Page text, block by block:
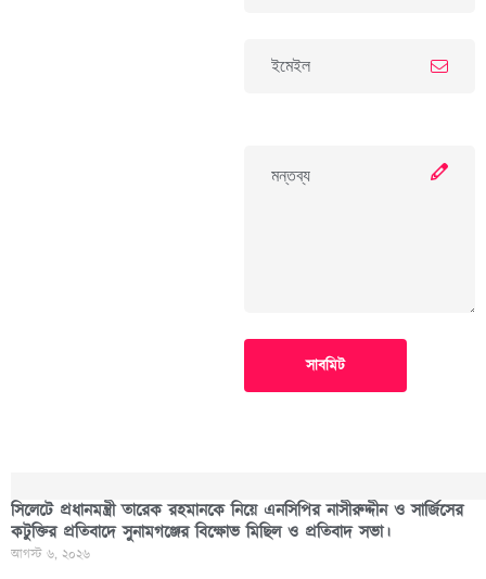
সাবমিট
সিলেটে প্রধানমন্ত্রী তারেক রহমানকে নিয়ে এনসিপির নাসীরুদ্দীন ও সার্জিসের
কটুক্তির প্রতিবাদে সুনামগঞ্জের বিক্ষোভ মিছিল ও প্রতিবাদ সভা।
আগস্ট ৬, ২০২৬